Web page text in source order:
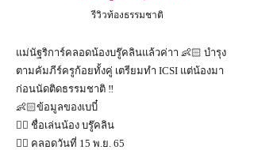
รีวิวท้องธรรมชาติ
แม่นัฐริการ์คลอดน้องบรู๊คลินแล้วค่าา 👶🏻 บำรุง
ตามคัมภีร์ครูก้อยทั้งคู่ เตรียมทำ ICSI แต่น้องมา
ก่อนนัดติดธรรมชาติ ‼️
👶🏻ข้อมูลของเบบี๋
👉🏻 ชื่อเล่นน้อง บรู๊คลิน
👉🏻 คลอดวันที่ 15 พ.ย. 65